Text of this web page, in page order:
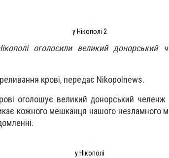
у Нікополі 2
оголосили великий донорський
крові, передає Nikopolnews.
оголошує великий донорський
кожного мешканця нашого незламного
у Нікополі